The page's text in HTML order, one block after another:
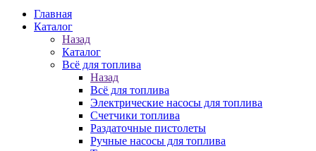
Главная
Каталог
Назад
Каталог
Всё для топлива
Назад
Всё для топлива
Электрические насосы для топлива
Счетчики топлива
Раздаточные пистолеты
Ручные насосы для топлива